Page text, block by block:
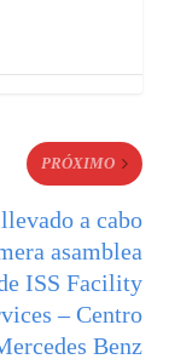
PRÓXIMO
a cabo
asamblea
ISS Facility
– Centro
Benz